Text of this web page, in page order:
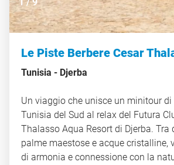
Le Piste Berbere Cesar
Tunisia - Djerba
Un viaggio che unisce un minitour
Tunisia del Sud al relax del Futura
Thalasso Aqua Resort di Djerba. Tra
palme maestose e acque cristalline,
di armonia e connessione con la